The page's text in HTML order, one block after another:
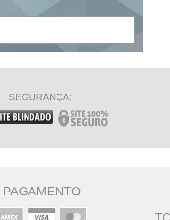
SEGURANÇA:
PAGAMENTO